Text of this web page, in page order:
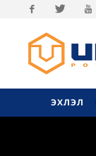
ЭХЛЭЛ